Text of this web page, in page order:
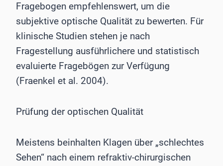
Fragebogen empfehlenswert, um die
subjektive optische Qualität zu bewerten. Für
klinische Studien stehen je nach
Fragestellung ausführlichere und statistisch
evaluierte Fragebögen zur Verfügung
(Fraenkel et al. 2004).
Prüfung der optischen Qualität
Meistens beinhalten Klagen über „schlechtes
Sehen“ nach einem refraktiv-chirurgischen